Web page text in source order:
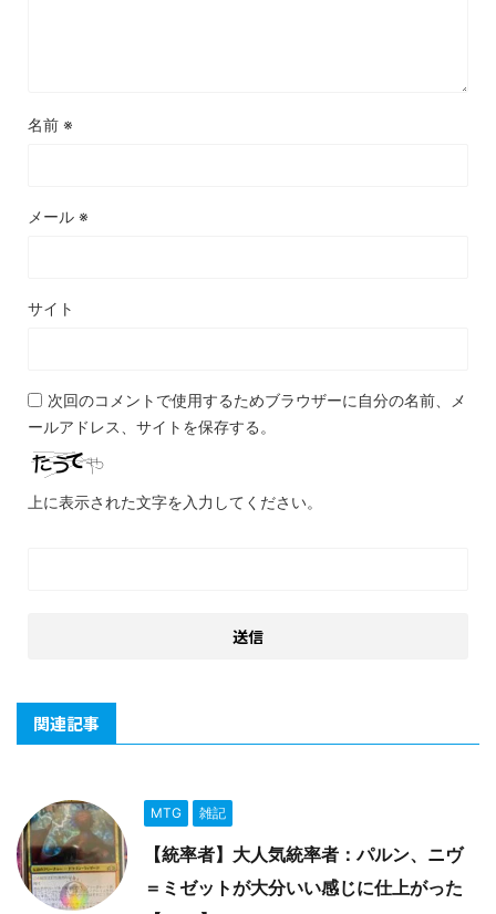
名前 ※
メール ※
サイト
次回のコメントで使用するためブラウザーに自分の名前、メ
ールアドレス、サイトを保存する。
上に表示された文字を入力してください。
関連記事
MTG 雑記
【統率者】大人気統率者：パルン、ニヴ
＝ミゼットが大分いい感じに仕上がった